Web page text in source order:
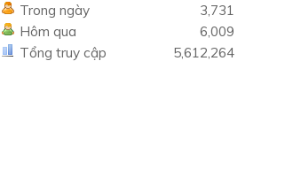
Trong ngày
3,731
Hôm qua
6,009
Tổng truy cập
5,612,264